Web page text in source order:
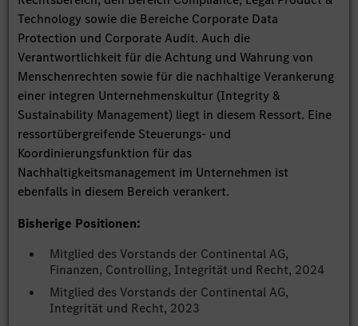
Technology sowie die Bereiche Corporate Data
Protection und Corporate Audit. Auch die
Verantwortlichkeit für die Achtung und Wahrung von
Menschenrechten sowie für die nachhaltige Verankerung
einer integren Unternehmenskultur (Integrity &
Sustainability Management) liegt in diesem Ressort. Eine
ressortübergreifende Steuerungs- und
Koordinierungsfunktion für das
Nachhaltigkeitsmanagement im Unternehmen ist
ebenfalls in diesem Bereich verankert.
Bisherige Positionen:
Mitglied des Vorstands der Continental AG,
Finanzen, Controlling, Integrität und Recht, 2024
Mitglied des Vorstands der Continental AG,
Integrität und Recht, 2023